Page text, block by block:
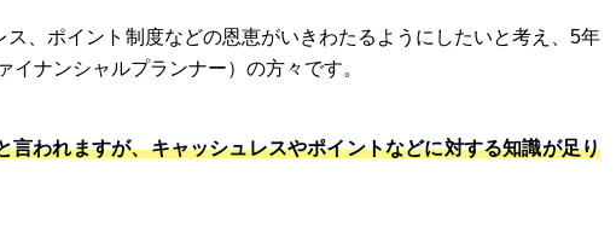
、ポイント制度などの恩恵がいきわたるようにしたいと考え、5年
ナンシャルプランナー）の方々です。
言われますが、キャッシュレスやポイントなどに対する知識が足り